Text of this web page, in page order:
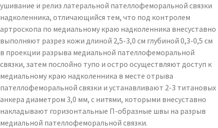
ушивание и релиз латеральной пателлофеморальной связки
надколенника, отличающийся тем, что под контролем
артроскопа по медиальному краю надколенника внесуставно
выполняют разрез кожи длиной 2,5-3,0 см глубиной 0,3-0,5 см
в проекции разрыва медиальной пателлофеморальной
связки, затем послойно тупо и остро осуществляют доступ к
медиальному краю надколенника в месте отрыва
пателлофеморальной связки и устанавливают 2-3 титановых
анкера диаметром 3,0 мм, с нитями, которыми внесуставно
накладывают горизонтальные П-образные швы на разрыв
медиальной пателлофеморальной связки.